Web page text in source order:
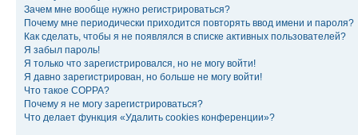
Зачем мне вообще нужно регистрироваться?
Почему мне периодически приходится повторять ввод имени и пароля?
Как сделать, чтобы я не появлялся в списке активных пользователей?
Я забыл пароль!
Я только что зарегистрировался, но не могу войти!
Я давно зарегистрирован, но больше не могу войти!
Что такое COPPA?
Почему я не могу зарегистрироваться?
Что делает функция «Удалить cookies конференции»?